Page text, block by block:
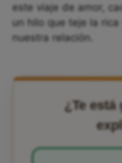
este viaje de amor,
un hilo que teje la
nuestra relación.
¿Te está